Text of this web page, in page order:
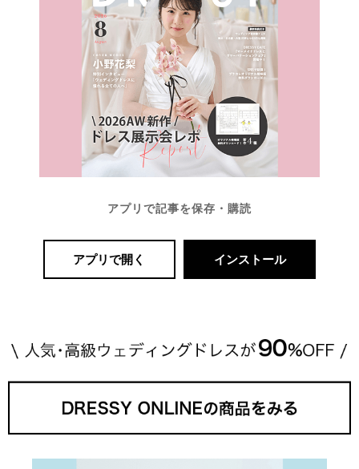
アプリで記事を保存・購読
アプリで開く インストール